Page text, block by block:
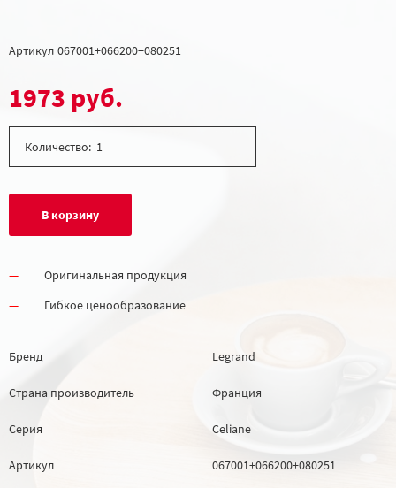
Артикул 067001+066200+080251
1973 руб.
Количество:
В корзину
Оригинальная продукция
Гибкое ценообразование
Бренд Legrand
Страна производитель Франция
Серия Celiane
Артикул 067001+066200+080251